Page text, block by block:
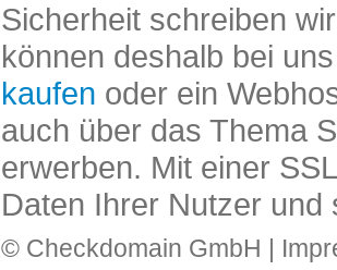
Sicherheit schreiben
können deshalb bei
kaufen oder ein
auch über das Thema
erwerben. Mit einer
Daten Ihrer Nutzer und
© Checkdomain GmbH |